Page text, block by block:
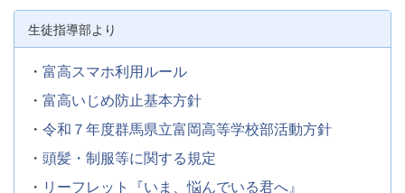
生徒指導部より
・ 富高スマホ利用ルール
・ 富高いじめ防止基本方針
・ 令和７年度群馬県立富岡高等学校部活動方針
・ 頭髪・制服等に関する規定
・ リーフレット『いま、悩んでいる君へ』